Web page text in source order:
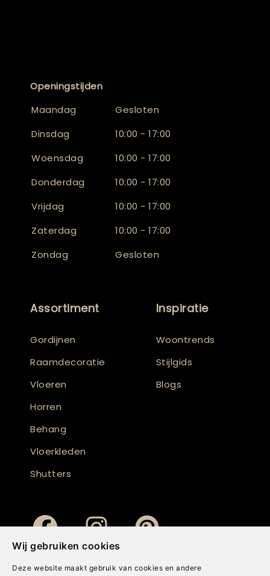
Wij gebruiken cookies
Deze website maakt gebruik van cookies en andere
Openingstijden
Maandag
Gesloten
Dinsdag
10:00 - 17:00
Woensdag
10:00 - 17:00
Donderdag
10:00 - 17:00
Vrijdag
10:00 - 17:00
Zaterdag
10:00 - 17:00
Zondag
Gesloten
Assortiment
Gordijnen
Raamdecoratie
Vloeren
Horren
Behang
Vloerkleden
Shutters
Inspiratie
Woontrends
Stijlgids
Blogs